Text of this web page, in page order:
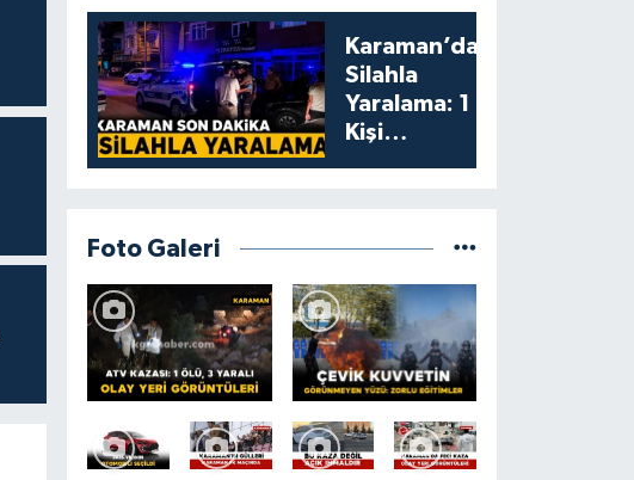
yumruklayıp
yediler,
artıklarını
kamelyada
bıraktılar
Karaman’da
Silahla
Yaralama: 1
Kişi
Foto Galeri